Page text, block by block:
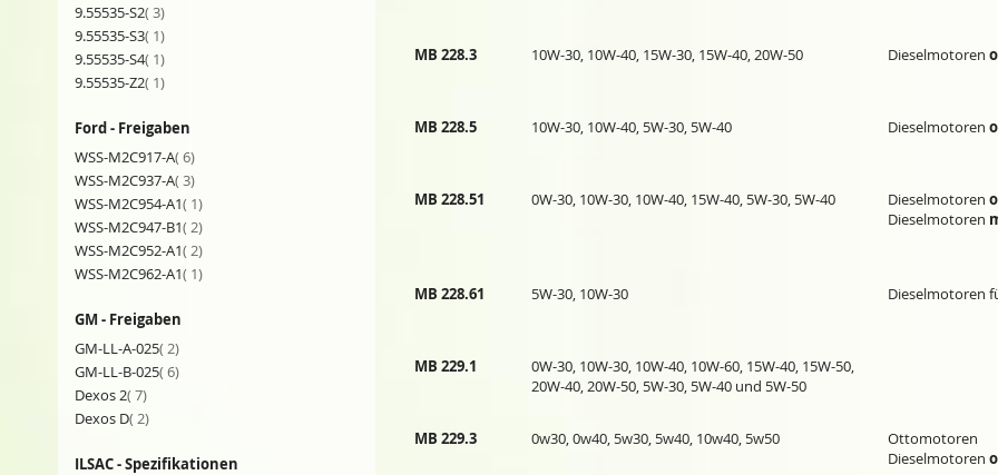
MB 228.3 10W-30, 10W-40, 15W-30, 15W-40, 20W-50 Dieselmotoren
MB 228.5 10W-30, 10W-40, 5W-30, 5W-40 Dieselmotoren
MB 228.51 0W-30, 10W-30, 10W-40, 15W-40, 5W-30, 5W-40 Dieselmotoren
Dieselmotoren
MB 228.61 5W-30, 10W-30 Dieselmotoren
MB 229.1
0W-30, 10W-30, 10W-40, 10W-60, 15W-40, 15W-50,
20W-40, 20W-50, 5W-30, 5W-40 und 5W-50
MB 229.3 0w30,0w40, 5w30, 5w40, 10w40, 5w50
Ottomotoren
Dieselmotoren
9.55535-S2 3Artikel
9.55535-S3 1Artikel
9.55535-S4 1Artikel
9.55535-Z2 1Artikel
Ford - Freigaben
WSS-M2C917-A 6Artikel
WSS-M2C937-A 3Artikel
WSS-M2C954-A1 1Artikel
WSS-M2C947-B1 2Artikel
WSS-M2C952-A1 2Artikel
WSS-M2C962-A1 1Artikel
GM - Freigaben
GM-LL-A-025 2Artikel
GM-LL-B-025 6Artikel
Dexos 2 7Artikel
Dexos D 2Artikel
ILSAC - Spezifikationen